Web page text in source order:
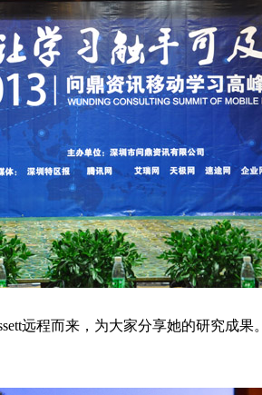
远程而来，为大家分享她的研究成果。